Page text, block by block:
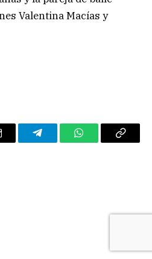
Valentina Macías y
TelegramWhatsAppCopy